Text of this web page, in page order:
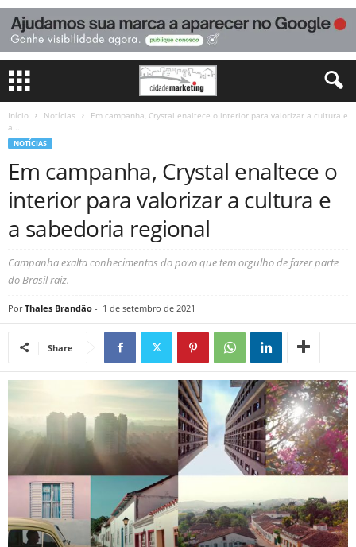
Início Notícias
Em campanha, Crystal enaltece o interior para valorizar a cultura e
a...
NOTÍCIAS
Em campanha, Crystal enaltece o
interior para valorizar a cultura e
a sabedoria regional
Campanha exalta conhecimentos do povo que tem orgulho de fazer parte
do Brasil raiz.
Por Thales Brandão - 1 de setembro de 2021
Share